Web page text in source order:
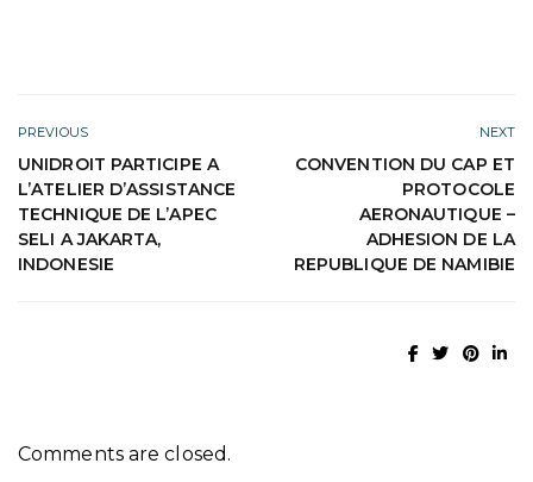
PREVIOUS
UNIDROIT PARTICIPE A
L’ATELIER D’ASSISTANCE
TECHNIQUE DE L’APEC
SELI A JAKARTA,
INDONESIE
NEXT
CONVENTION DU CAP ET
PROTOCOLE
AERONAUTIQUE –
ADHESION DE LA
REPUBLIQUE DE NAMIBIE
Comments are closed.